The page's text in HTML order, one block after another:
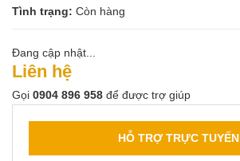
Tình trạng: Còn hàng
Đang cập nhật...
Liên hệ
Gọi 0904 896 958 để được trợ giúp
HỖ TRỢ TRỰC TUYẾN